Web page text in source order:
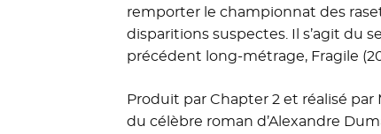
remporter le championnat des
disparitions suspectes. Il s’agit du
précédent long-métrage, Fragile
Produit par Chapter 2 et réalisé
du célèbre roman d’Alexandre